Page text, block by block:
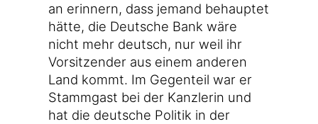
an erin­nern, dass jemand behaup­tet
hät­te, die Deut­sche Bank wäre
nicht mehr deutsch, nur weil ihr
Vor­sit­zen­der aus einem ande­ren
Land kommt. Im Gegen­teil war er
Stamm­gast bei der Kanz­le­rin und
hat die deut­sche Poli­tik in der